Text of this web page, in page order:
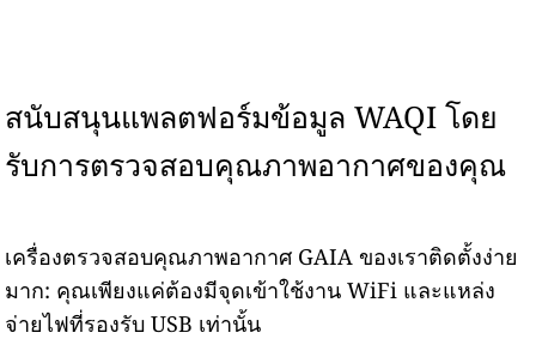
สนับสนุนแพลตฟอร์มข้อมูล WAQI โดย
รับการตรวจสอบคุณภาพอากาศของคุณ
เครื่องตรวจสอบคุณภาพอากาศ GAIA ของเราติดตั้งง่าย
มาก: คุณเพียงแค่ต้องมีจุดเข้าใช้งาน WiFi และแหล่ง
จ่ายไฟที่รองรับ USB เท่านั้น